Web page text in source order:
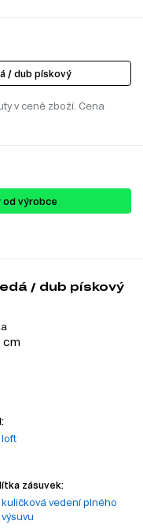
/ dub pískový
v ceně zboží. Cena
od výrobce
/ dub pískový
cm
loft
zásuvek:
kuličková vedení plného
výsuvu